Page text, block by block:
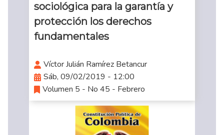
sociológica para la garantía y
protección los derechos
fundamentales
Víctor Julián Ramírez Betancur
Sáb, 09/02/2019 - 12:00
Volumen 5 - No 45 - Febrero